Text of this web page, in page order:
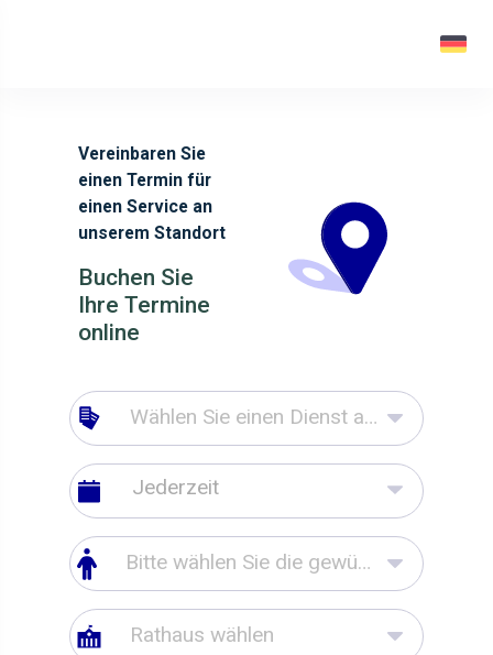
Vereinbaren Sie
einen Termin für
einen Service an
unserem Standort
Buchen Sie
Ihre Termine
online
Wählen Sie einen Dienst aus
Bitte wählen Sie die gewünschte Terminart aus
Rathaus wählen